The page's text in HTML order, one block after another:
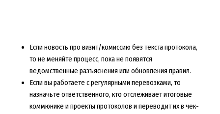
Если новость про визит/комиссию без текста протокола,
то не меняйте процесс, пока не появятся
ведомственные разъяснения или обновления правил.
Если вы работаете с регулярными перевозками, то
назначьте ответственного, кто отслеживает итоговые
коммюнике и проекты протоколов и переводит их в чек-